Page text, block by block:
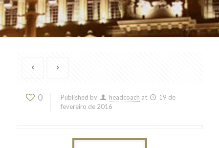
0 Published by headcoach at
19 de
fevereiro de 2016